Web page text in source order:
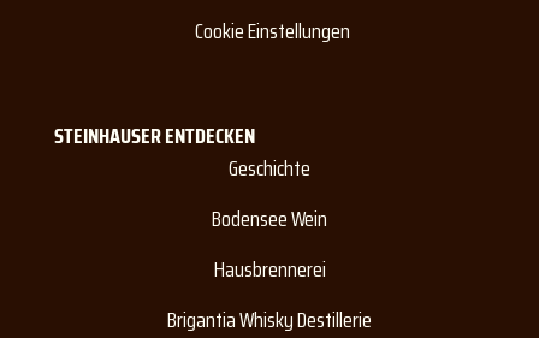
STEINHAUSER ENTDECKEN
Geschichte
Bodensee Wein
Hausbrennerei
Brigantia Whisky Destillerie
Cookie Einstellungen